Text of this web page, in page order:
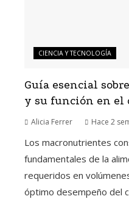
CIENCIA Y TECNOLOGÍA
Guía esencial
y su función en el
Alicia Ferrer Hace 2
Los macronutrientes
fundamentales de la
requeridos en
óptimo desempeño del